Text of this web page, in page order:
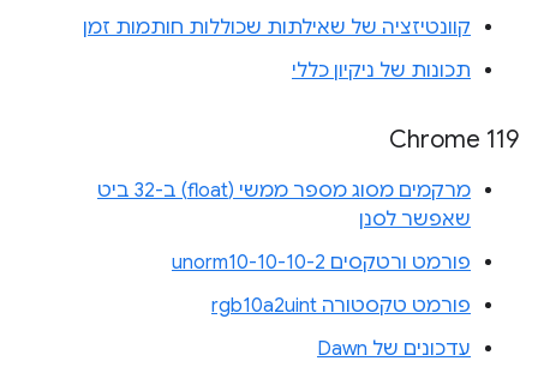
קוונטיזציה של שאילתות שכוללות חותמות זמן
תכונות של ניקיון כללי
Chrome 119
מרקמים מסוג מספר ממשי (float) ב-32 ביט
שאפשר לסנן
פורמט ורטקסים unorm10-10-10-2
פורמט טקסטורה rgb10a2uint
עדכונים של Dawn